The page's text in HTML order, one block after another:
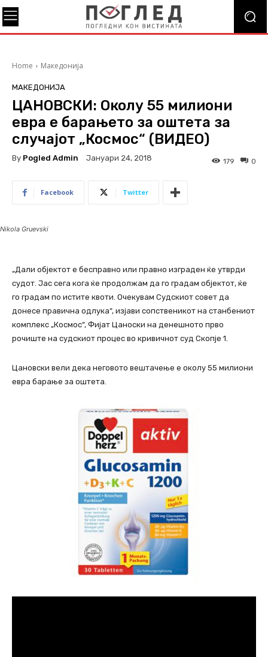
Home Македонија
МАКЕДОНИЈА
ЦАНОВСКИ: Околу 55 милиони
евра е барањето за оштета за
случајот „Космос“ (ВИДЕО)
By Pogled Admin Јануари 24, 2018 0
179
Facebook Twitter
Nikola Gruevski
„Дали објектот е бесправно или правно изграден ќе утврди
судот. Јас сега кога ќе продолжам да го градам објектот, ќе
го градам по истите квоти. Очекувам Судскиот совет да
донесе правична одлука“, изјави сопственикот на станбениот
комплекс „Космос“, Фијат Цаноски на денешното прво
рочиште на судскиот процес во кривичнот суд Скопје 1.
Цановски вели дека неговото вештачење е околу 55 милиони
евра барање за оштета.